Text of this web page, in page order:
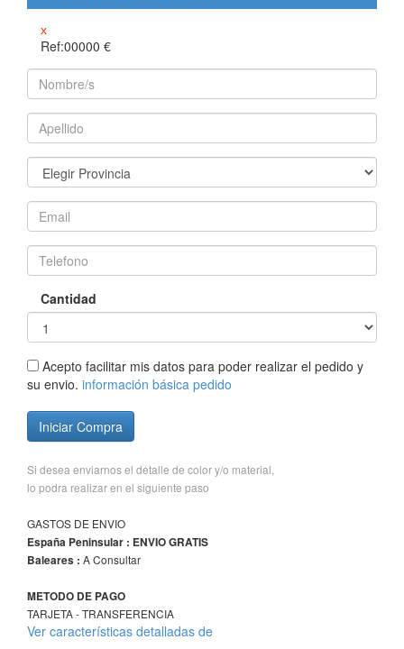
x
Ref:00000 €
Cantidad
Acepto facilitar mis datos para poder realizar el pedido y
su envio. información básica pedido
Iniciar Compra
Si desea enviarnos el detalle de color y/o material,
lo podra realizar en el siguiente paso
GASTOS DE ENVIO
España Peninsular : ENVIO GRATIS
Baleares : A Consultar
METODO DE PAGO
TARJETA - TRANSFERENCIA
Ver características detalladas de